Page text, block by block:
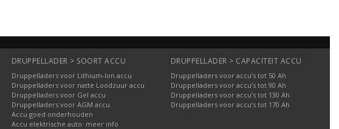
DRUPPELLADER > SOORT ACCU
Druppelladers voor Lithium-Ion accu
Druppelladers voor natte Loodzuur accu
Druppelladers voor Gel accu
Druppelladers voor AGM accu
Accu goed onderhouden
Accu elektrische auto: meer info
DRUPPELLADER > CAPACITEIT ACCU
Druppelladers voor accu’s tot 50 Ah
Druppelladers voor accu’s tot 90 Ah
Druppelladers voor accu’s tot 130 Ah
Druppelladers voor accu’s tot 170 Ah